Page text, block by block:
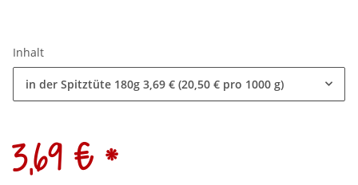
Inhalt
in der Spitztüte 180g 3,69 € (20,50 € pro 1000 g)
3,69 €*